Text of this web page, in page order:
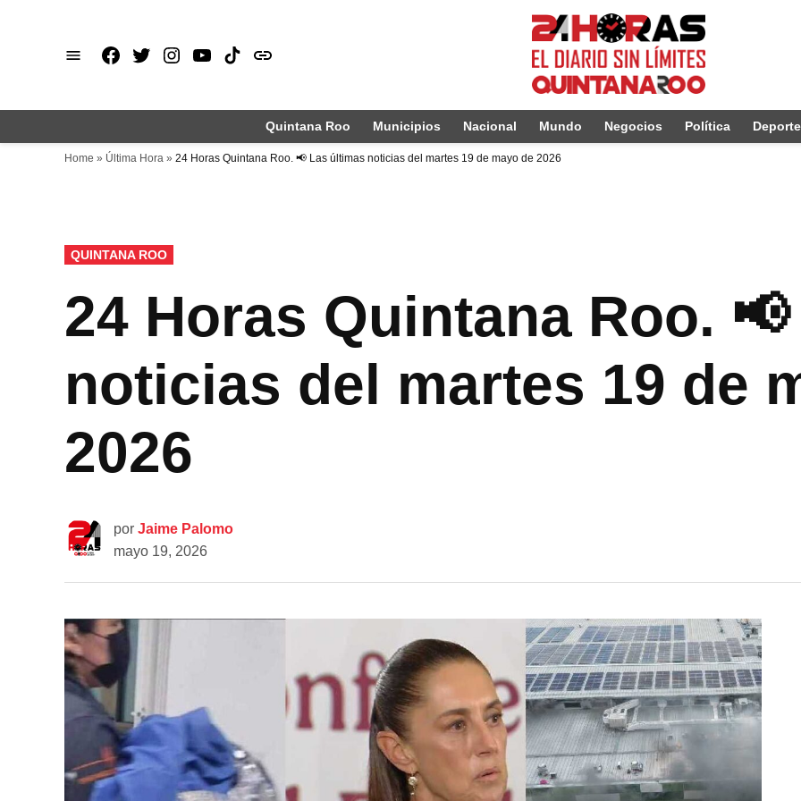
Facebook
X Instagram
Youtube
TikTok
issuu
Quintana Roo Municipios Nacional Mundo Negocios Política
Home » Última Hora » 24 Horas Quintana Roo. 📢 Las últimas noticias del martes 19 de mayo de 2026
PUBLICADO
EN
QUINTANA ROO
24 Horas Quintana Roo.
noticias del martes 19 de
2026
por Jaime Palomo
mayo 19, 2026